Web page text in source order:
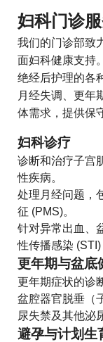
妇科门诊
我们的门诊部致
面妇科健康支持
绝经后护理的各
月经失调、更年
体需求，提供保
妇科诊疗
诊断和治疗子宫
性疾病。
处理月经问题，
征 (PMS)。
针对异常出血、
性传播感染 (STI)
更年期与盆底
更年期症状的诊
盆腔器官脱垂（
尿失禁及其他泌
避孕与计划生